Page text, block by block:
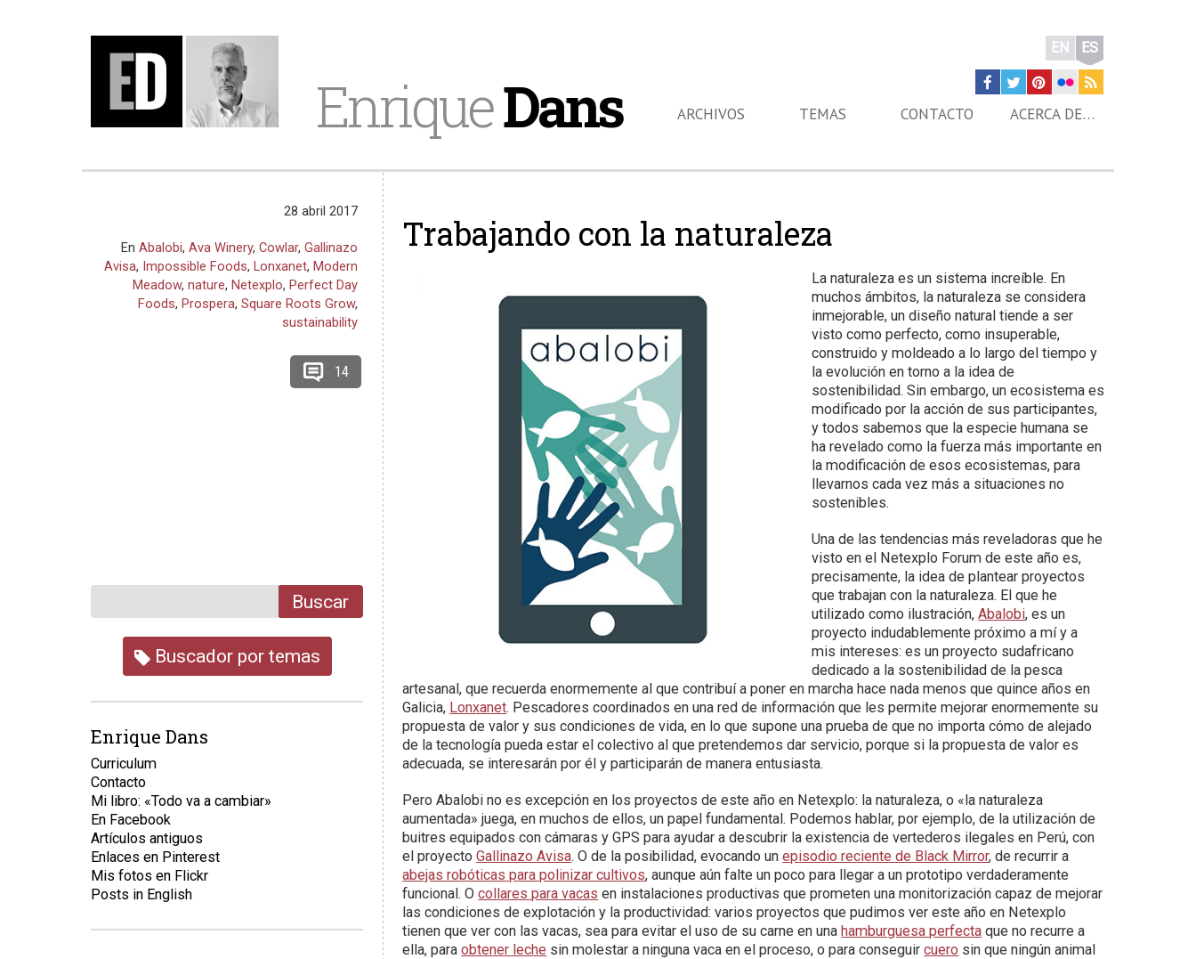
EnriqueDans
EN ES
ARCHIVOS TEMAS CONTACTO ACERCA DE…
Trabajando con la naturaleza
La naturaleza es un sistema increíble. En
muchos ámbitos, la naturaleza se considera
inmejorable, un diseño natural tiende a ser
visto como perfecto, como insuperable,
construido y moldeado a lo largo del tiempo y
la evolución en torno a la idea de
sostenibilidad. Sin embargo, un ecosistema es
modificado por la acción de sus participantes,
y todos sabemos que la especie humana se
ha revelado como la fuerza más importante en
la modificación de esos ecosistemas, para
llevarnos cada vez más a situaciones no
sostenibles.
Una de las tendencias más reveladoras que he
visto en el Netexplo Forum de este año es,
precisamente, la idea de plantear proyectos
que trabajan con la naturaleza. El que he
utilizado como ilustración,Abalobi, es un
proyecto indudablemente próximo a mí y a
mis intereses: es un proyecto sudafricano
dedicado a la sostenibilidad de la pesca
artesanal, que recuerda enormemente al que contribuí a poner en marcha hace nada menos que quince años en
Galicia, Lonxanet. Pescadores coordinados en una red de información que les permite mejorar enormemente su
propuesta de valor y sus condiciones de vida, en lo que supone una prueba de que no importa cómo de alejado
de la tecnología pueda estar el colectivo al que pretendemos dar servicio, porque si la propuesta de valor es
adecuada, se interesarán por él y participarán de manera entusiasta.
Pero Abalobi no es excepción en los proyectos de este año en Netexplo: la naturaleza, o «la naturaleza
aumentada» juega, en muchos de ellos, un papel fundamental. Podemos hablar, por ejemplo, de la utilización de
buitres equipados con cámaras y GPS para ayudar a descubrir la existencia de vertederos ilegales en Perú, con
el proyectoGallinazo Avisa. O de la posibilidad, evocando unepisodio reciente de Black Mirror, de recurrir a
abejas robóticas para polinizar cultivos, aunque aún falte un poco para llegar a un prototipo verdaderamente
funcional. Ocollares para vacas en instalaciones productivas que prometen una monitorización capaz de mejorar
las condiciones de explotación y la productividad: varios proyectos que pudimos ver este año en Netexplo
tienen que ver con las vacas, sea para evitar el uso de su carne en unahamburguesa perfecta que no recurre a
ella, paraobtener leche sin molestar a ninguna vaca en el proceso, o para conseguircuero sin que ningún animal
28 abril 2017
EnAbalobi,Ava Winery,Cowlar,Gallinazo
Avisa, Impossible Foods,Lonxanet,Modern
Meadow,nature,Netexplo,Perfect Day
Foods,Prospera,Square Roots Grow,
sustainability
14
Buscar
Buscador por temas
Enrique Dans
Curriculum
Contacto
Mi libro: «Todo va a cambiar»
En Facebook
Artículos antiguos
Enlaces en Pinterest
Mis fotos en Flickr
Posts in English